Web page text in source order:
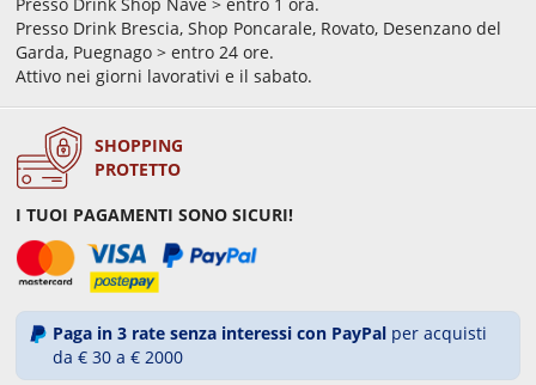
Presso Drink Brescia, Shop Poncarale, Rovato, Desenzano del
Garda, Puegnago > entro 24 ore.
Attivo nei giorni lavorativi e il sabato.
SHOPPING
PROTETTO
I TUOI PAGAMENTI SONO SICURI!
Paga in 3 rate senza interessi con PayPal per acquisti
da € 30 a € 2000